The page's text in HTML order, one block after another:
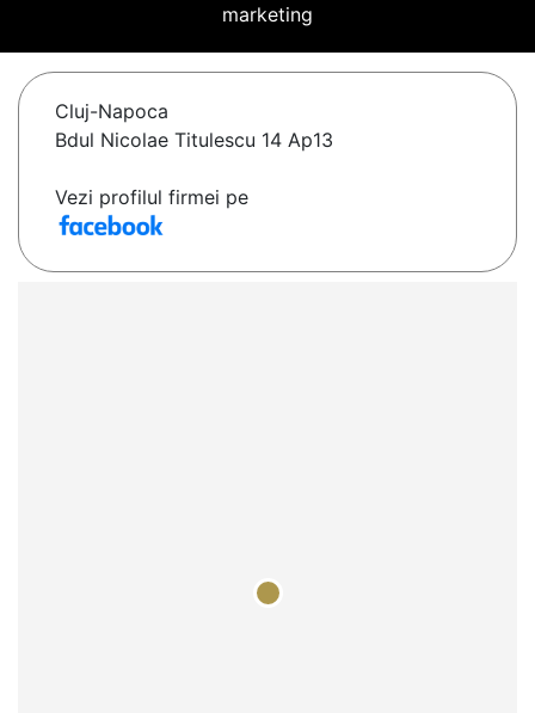
marketing
Cluj-Napoca
Bdul Nicolae Titulescu 14 Ap13
Vezi profilul firmei pe